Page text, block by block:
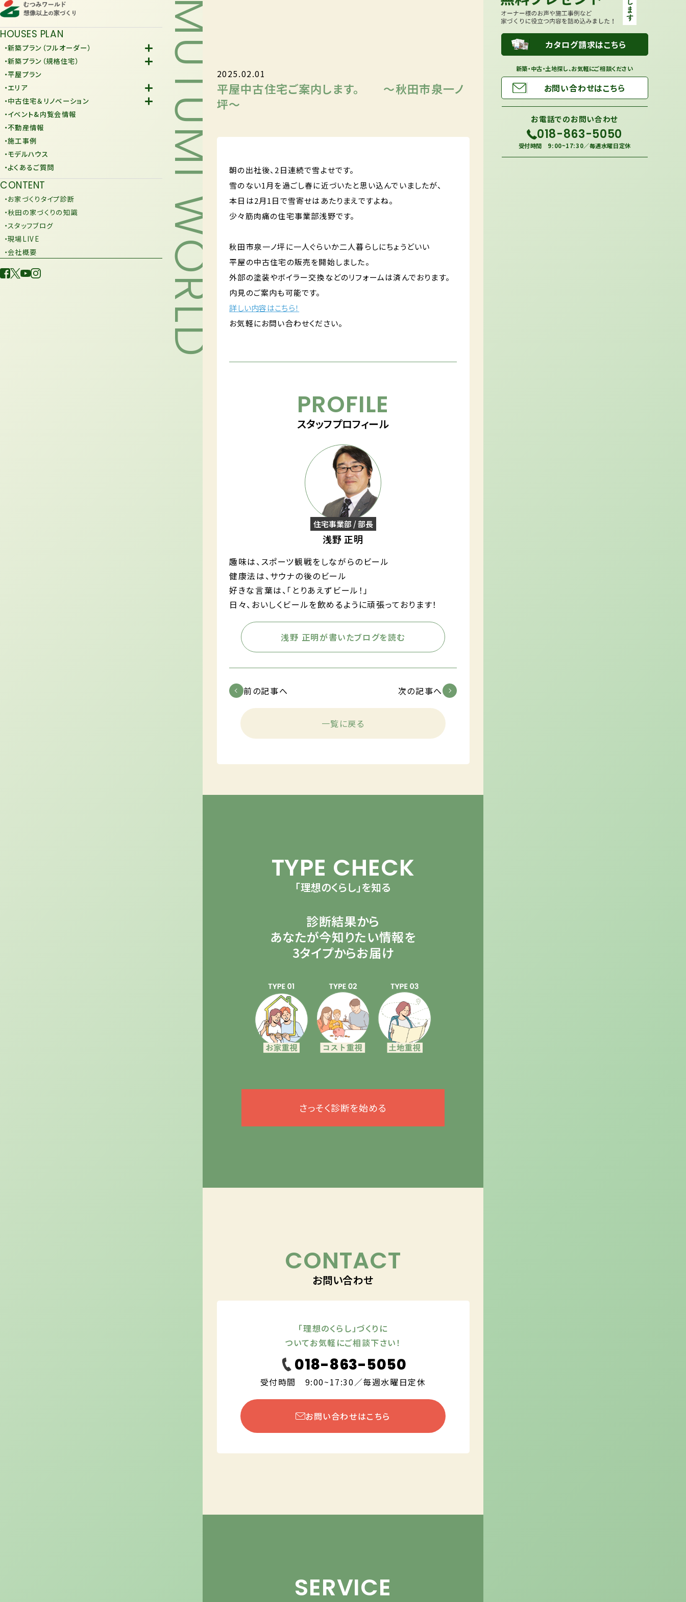
HOUSES PLAN
・新築プラン（フルオーダー）
-Fiore
・新築プラン（規格住宅）
-規格住宅
-KURAFIT
-JiU
・平屋プラン
・エリア
-潟上市
-由利本荘市
・中古住宅＆リノベーション
-中古住宅
-リノベーション
・イベント&内覧会情報
・不動産情報
・施工事例
・モデルハウス
・よくあるご質問
CONTENT
・お家づくりタイプ診断
・秋田の家づくりの知識
・スタッフブログ
・現場LIVE
・会社概要
MUTUMI WORLD カタログ請求はこちら
新築・中古・土地探し、お気軽にご相談ください
お問い合わせはこちら
お電話でのお問い合わせ
018-863-5050
受付時間 9:00~17:30／毎週水曜日定休
2025.02.01
平屋中古住宅ご案内します。 ～秋田市泉一ノ
坪～
朝の出社後、2日連続で雪よせです。
雪のない1月を過ごし春に近づいたと思い込んでいましたが、
本日は2月1日で雪寄せはあたりまえですよね。
少々筋肉痛の住宅事業部浅野です。
秋田市泉一ノ坪に一人ぐらいか二人暮らしにちょうどいい
平屋の中古住宅の販売を開始しました。
外部の塗装やボイラー交換などのリフォームは済んでおります。
内見のご案内も可能です。
詳しい内容はこちら！
お気軽にお問い合わせください。
PROFILE
スタッフプロフィール
住宅事業部 / 部長
浅野 正明
趣味は、スポーツ観戦をしながらのビール
健康法は、サウナの後のビール
好きな言葉は、「とりあえずビール！」
日々、おいしくビールを飲めるように頑張っております！
浅野 正明が書いたブログを読む
前の記事へ 次の記事へ
一覧に戻る
TYPE CHECK
「理想のくらし」を知る
診断結果から
あなたが今知りたい情報を
3タイプからお届け
さっそく診断を始める
CONTACT
お問い合わせ
「理想のくらし」づくりに
ついてお気軽にご相談下さい！
018-863-5050
受付時間 9:00~17:30／毎週水曜日定休
お問い合わせはこちら
SERVICE